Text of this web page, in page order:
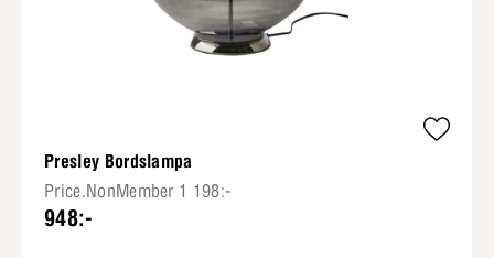
Presley Bordslampa
Price.NonMember 1 198:-
948:-